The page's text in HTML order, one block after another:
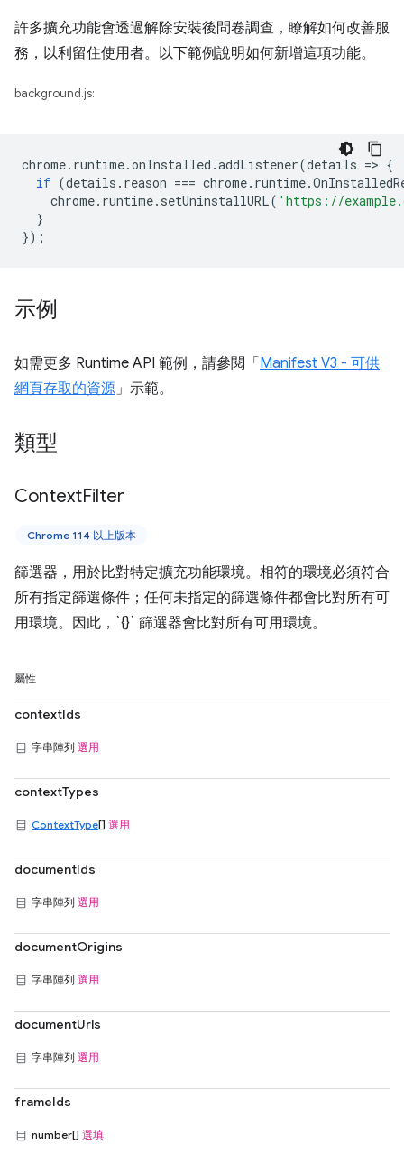
許多擴充功能會透過解除安裝後問卷調查，瞭解如何改善服
務，以利留住使用者。以下範例說明如何新增這項功能。
background.js:
chrome. runtime.onInstalled .addListener(details => {
if (details . reason === chrome. runtime.
chrome. runtime. setUninstallURL( 'https://
}
});
示例
如需更多 Runtime API 範例，請參閱「 Manifest V3 - 可供
網頁存取的資源」示範。
類型
ContextFilter
Chrome 114 以上版本
篩選器，用於比對特定擴充功能環境。相符的環境必須符合
所有指定篩選條件；任何未指定的篩選條件都會比對所有可
用環境。因此，`{}` 篩選器會比對所有可用環境。
屬性
contextIds
字串陣列 選用
contextTypes
ContextType[] 選用
documentIds
字串陣列 選用
documentOrigins
字串陣列 選用
documentUrls
字串陣列 選用
frameIds
number[] 選填